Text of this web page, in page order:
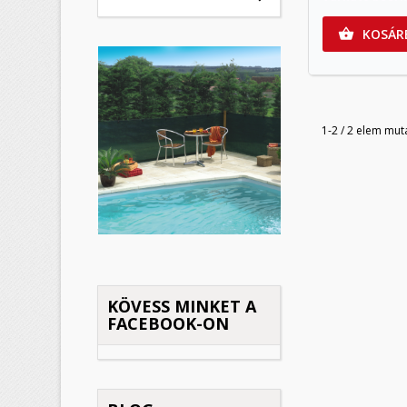
KÖVESS MINKET A
FACEBOOK-ON

1-2 / 2 elem